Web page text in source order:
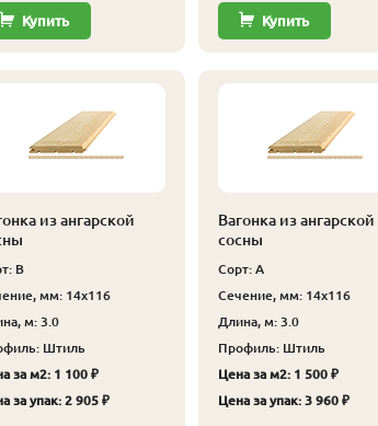
Купить Купить
из ангарской
В
мм: 14x116
м: 3.0
Штиль
за м2: 1 100 ₽
за упак: 2 905 ₽
Вагонка из ангарской
сосны
Сорт: А
Сечение, мм: 14x116
Длина, м: 3.0
Профиль: Штиль
Цена за м2: 1 500 ₽
Цена за упак: 3 960 ₽